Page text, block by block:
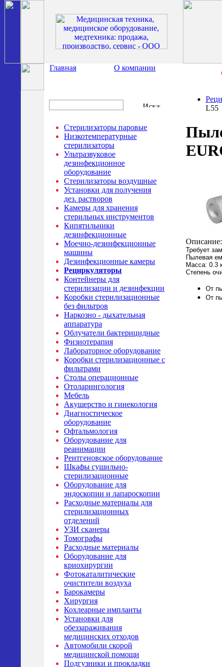
Главная О компании
Стерилизаторы паровые
Низкотемпературные
стерилизаторы
Ультразвуковое
дезинфекционное
оборудование
Стерилизаторы воздушные
Установки для получения
дез. растворов
Камеры для хранения
стерильных инструментов
Кипятильники
дезинфекционные
Моечно-дезинфекционные
машины
Дезинфекционные камеры
Рециркуляторы
Контейнеры для
стерилизации и дезинфекции
Коробки стерилизационные
без фильтров
Наркозно - дыхательная
аппаратура
Облучатели бактерицидные
Физиотерапия
Лабораторное оборудование
Коробки стерилизационные с
фильтрами
Столы операционные
Отоларингология
Мебель
Акушерство и гинекология
Диагностическое
оборудование
Офтальмология
Оборудование для
реанимации
Рентгеновское оборудование
Шкафы сушильно-
стерилизационные
Оборудование для
эндоскопии и лапароскопии
Расходные материалы для
стерилизационных
отделений
УЗИ сканеры
Томографы
Расходные материалы
Оборудование для
криохирургии
Фотокаталитические
очистители воздуха
Барокамеры
Хирургия
Кохлеарные импланты
Установки для
обеззараживания
медицинских отходов
Автомобили скорой
медицинской помощи
Подгузники и прокладки
L55
Описание:
Требует
Пылевая
Масса: 0.3
Степень
От
От